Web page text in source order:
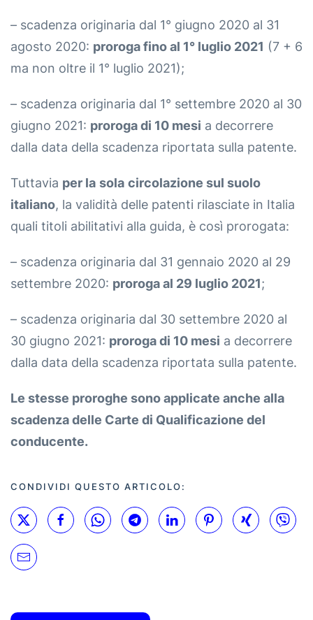
– scadenza originaria dal 1° giugno 2020 al 31
agosto 2020: proroga fino al 1° luglio 2021 (7 + 6
ma non oltre il 1° luglio 2021);
– scadenza originaria dal 1° settembre 2020 al 30
giugno 2021: proroga di 10 mesi a decorrere
dalla data della scadenza riportata sulla patente.
Tuttavia per la sola circolazione sul suolo
italiano, la validità delle patenti rilasciate in Italia
quali titoli abilitativi alla guida, è così prorogata:
– scadenza originaria dal 31 gennaio 2020 al 29
settembre 2020: proroga al 29 luglio 2021;
– scadenza originaria dal 30 settembre 2020 al
30 giugno 2021: proroga di 10 mesi a decorrere
dalla data della scadenza riportata sulla patente.
Le stesse proroghe sono applicate anche alla
scadenza delle Carte di Qualificazione del
conducente.
CONDIVIDI QUESTO ARTICOLO: